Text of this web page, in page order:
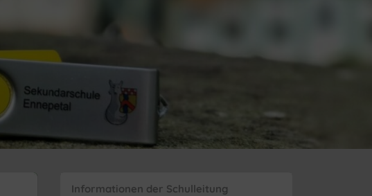
Informationen der Schulleitung